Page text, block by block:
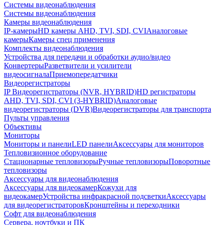
Системы видеонаблюдения
Системы видеонаблюдения
Камеры видеонаблюдения
IP-камерыHD камеры AHD, TVI, SDI, CVIАналоговые
камерыКамеры спец применения
Комплекты видеонаблюдения
Устройства для передачи и обработки аудио/видео
КонвертерыРазветвители и усилители
видеосигналаПриемопередатчики
Видеорегистраторы
IP Видеорегистраторы (NVR, HYBRID)HD регистраторы
AHD, TVI, SDI, CVI (3-HYBRID)Аналоговые
видеорегистраторы (DVR)Видеорегистраторы для транспорта
Пульты управления
Объективы
Мониторы
Мониторы и панелиLED панелиАксессуары для мониторов
Тепловизионное оборудование
Стационарные тепловизорыРучные тепловизорыПоворотные
тепловизоры
Аксессуары для видеонаблюдения
Аксессуары для видеокамерКожухи для
видеокамерУстройства инфракрасной подсветкиАксессуары
для видеорегистраторовКронштейны и переходники
Софт для видеонаблюдения
Сервера, ноутбуки и ПК